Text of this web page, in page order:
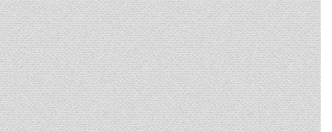
TN 5015
CẶP HỌC SINH MS:
TN 5014
CẶP HỌC SINH MS: